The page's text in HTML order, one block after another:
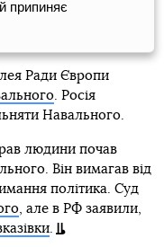
припиняє
Ради Європи
. Росія
Навального.
людини почав
Він вимагав від
політика. Суд
, але в РФ заявили,
.